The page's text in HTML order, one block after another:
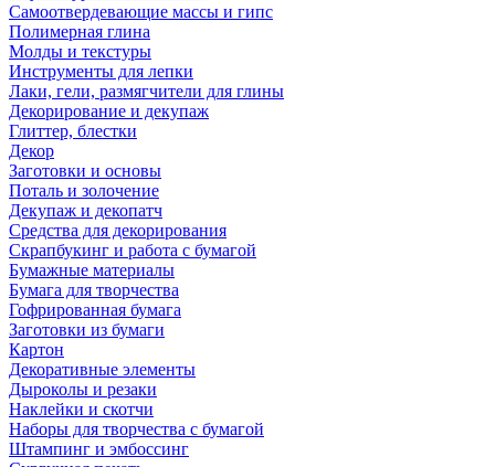
Самоотвердевающие массы и гипс
Полимерная глина
Молды и текстуры
Инструменты для лепки
Лаки, гели, размягчители для глины
Декорирование и декупаж
Глиттер, блестки
Декор
Заготовки и основы
Поталь и золочение
Декупаж и декопатч
Средства для декорирования
Скрапбукинг и работа с бумагой
Бумажные материалы
Бумага для творчества
Гофрированная бумага
Заготовки из бумаги
Картон
Декоративные элементы
Дыроколы и резаки
Наклейки и скотчи
Наборы для творчества с бумагой
Штампинг и эмбоссинг